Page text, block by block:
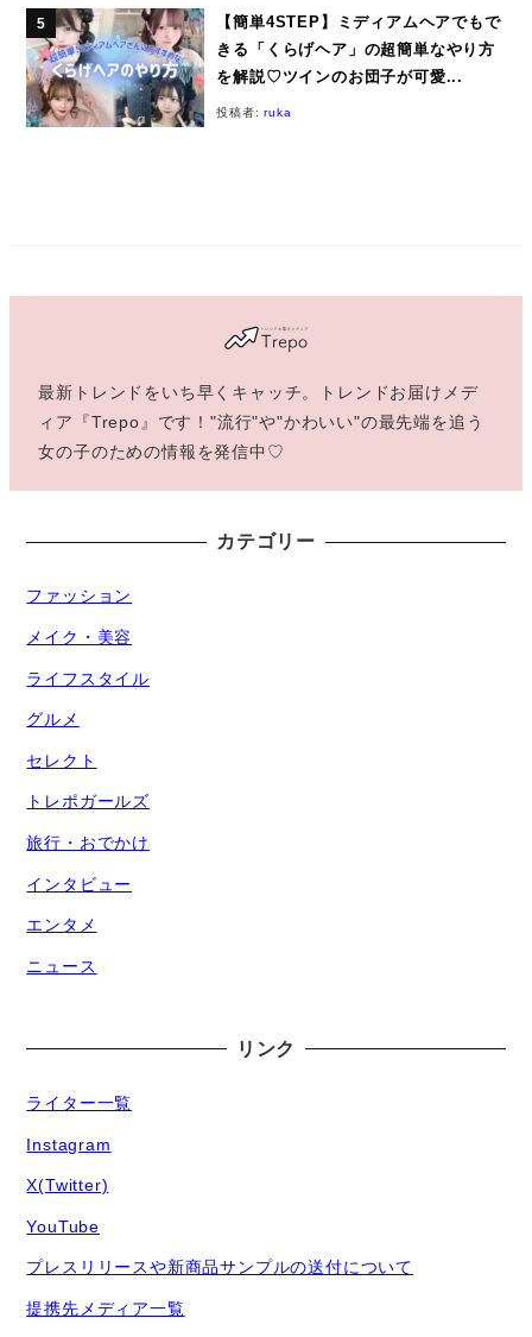
【簡単4STEP】ミディアムヘアでもで
きる「くらげヘア」の超簡単なやり方
を解説♡ツインのお団子が可愛...
投稿者:ruka
最新トレンドをいち早くキャッチ。トレンドお届けメデ
ィア『Trepo』です！"流行"や"かわいい"の最先端を追う
女の子のための情報を発信中♡
カテゴリー
ファッション
メイク・美容
ライフスタイル
グルメ
セレクト
トレポガールズ
旅行・おでかけ
インタビュー
エンタメ
ニュース
リンク
ライター一覧
Instagram
X(Twitter)
YouTube
プレスリリースや新商品サンプルの送付について
提携先メディア一覧